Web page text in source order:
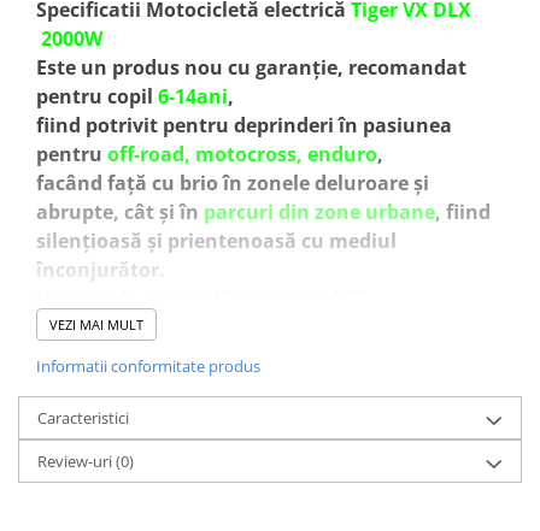
Specificatii Motocicletă electrică Tiger VX DLX
2000W
Este un produs nou cu garanție, recomandat
pentru copil 6-14ani,
fiind potrivit pentru deprinderi în pasiunea
pentru off-road, motocross, enduro,
facând față cu brio în zonele deluroare și
abrupte, cât și în parcuri din zone urbane, fiind
silențioasă și prientenoasă cu mediul
înconjurător.
Viteza, puterea motorului și mânerul clapetei de
accelerație pot fi reglate.
Viteza maxima 40 km/h
Indicator baterie
Echipata cu
VEZI MAI MULT
Informatii conformitate produs
Caracteristici
Review-uri(0)